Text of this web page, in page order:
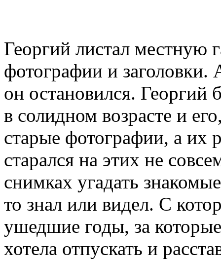
Георгий листал местную
фотографии и заголовки.
он остановился. Георгий
в солидном возрасте и
старые фотографии, а их
старался на этих не
снимках угадать
то знал или видел. С
ушедшие годы, за
хотела отпускать и